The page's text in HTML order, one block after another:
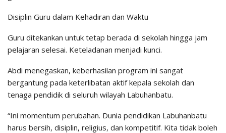
Disiplin Guru dalam Kehadiran dan Waktu
Guru ditekankan untuk tetap berada di sekolah hingga jam
pelajaran selesai. Keteladanan menjadi kunci.
Abdi menegaskan, keberhasilan program ini sangat
bergantung pada keterlibatan aktif kepala sekolah dan
tenaga pendidik di seluruh wilayah Labuhanbatu.
“Ini momentum perubahan. Dunia pendidikan Labuhanbatu
harus bersih, disiplin, religius, dan kompetitif. Kita tidak boleh